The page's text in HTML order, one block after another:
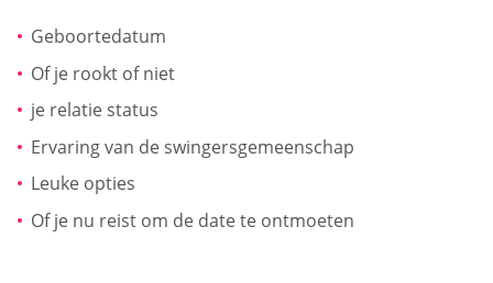
Geboortedatum
Of je rookt of niet
je relatie status
Ervaring van de swingersgemeenschap
Leuke opties
Of je nu reist om de date te ontmoeten